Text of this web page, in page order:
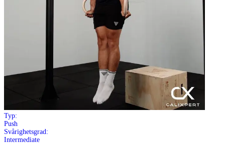
Typ:
Push
Svårighetsgrad:
Intermediate